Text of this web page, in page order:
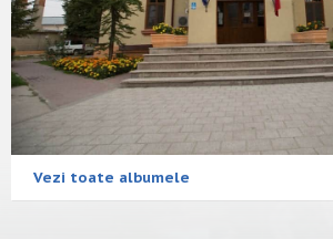
Vezi toate albumele